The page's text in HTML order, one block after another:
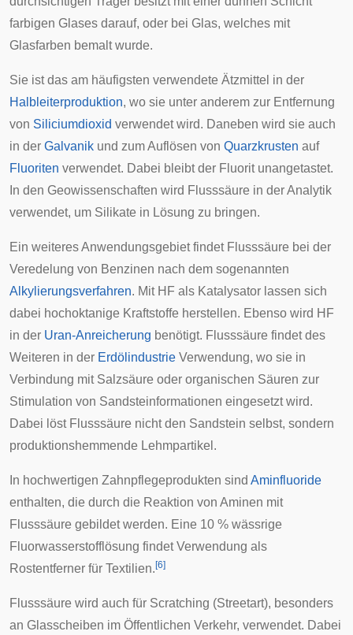
farbigen Glases darauf, oder bei Glas, welches mit
Glasfarben bemalt wurde.
Sie ist das am häufigsten verwendete Ätzmittel in der
Halbleiterproduktion, wo sie unter anderem zur Entfernung
von Siliciumdioxid verwendet wird. Daneben wird sie auch
in der Galvanik und zum Auflösen von Quarzkrusten auf
Fluoriten verwendet. Dabei bleibt der Fluorit unangetastet.
In den Geowissenschaften wird Flusssäure in der Analytik
verwendet, um Silikate in Lösung zu bringen.
Ein weiteres Anwendungsgebiet findet Flusssäure bei der
Veredelung von Benzinen nach dem sogenannten
Alkylierungsverfahren. Mit HF als Katalysator lassen sich
dabei hochoktanige Kraftstoffe herstellen. Ebenso wird HF
in der Uran-Anreicherung benötigt. Flusssäure findet des
Weiteren in der Erdölindustrie Verwendung, wo sie in
Verbindung mit Salzsäure oder organischen Säuren zur
Stimulation von Sandsteinformationen eingesetzt wird.
Dabei löst Flusssäure nicht den Sandstein selbst, sondern
produktionshemmende Lehmpartikel.
In hochwertigen Zahnpflegeprodukten sind Aminfluoride
enthalten, die durch die Reaktion von Aminen mit
Flusssäure gebildet werden. Eine 10 % wässrige
Fluorwasserstofflösung findet Verwendung als
Rostentferner für Textilien. [6]
Flusssäure wird auch für Scratching (Streetart), besonders
an Glasscheiben im Öffentlichen Verkehr, verwendet. Dabei